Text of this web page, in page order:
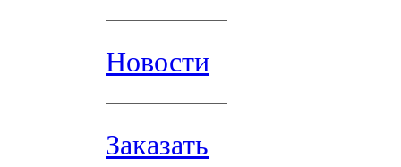
Новости
Заказать